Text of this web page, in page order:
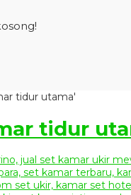
tidur utama'
tidur